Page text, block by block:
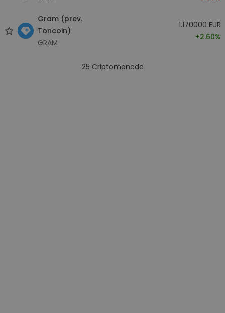
Gram (prev.
Toncoin)
GRAM
1.170000 EUR
+2.60%
25 Criptomonede